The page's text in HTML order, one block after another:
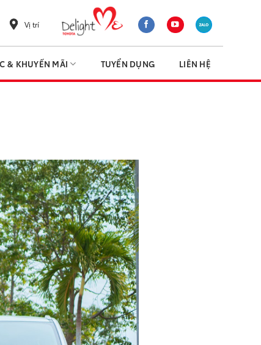
Vị trí
& KHUYẾN MÃI TUYỂN DỤNG LIÊN HỆ